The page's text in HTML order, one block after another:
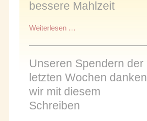
bessere Mahlzeit
Weiterlesen …
Kindern
in
Sri
Lanka
zu
Weihnachten
Unseren Spendern der
letzten Wochen danken
wir mit diesem
Schreiben